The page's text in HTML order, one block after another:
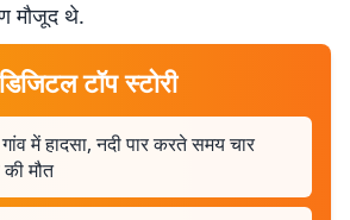
मौजूद थे.
टॉप स्टोरी
गांव में हादसा, नदी पार करते समय चार
की मौत